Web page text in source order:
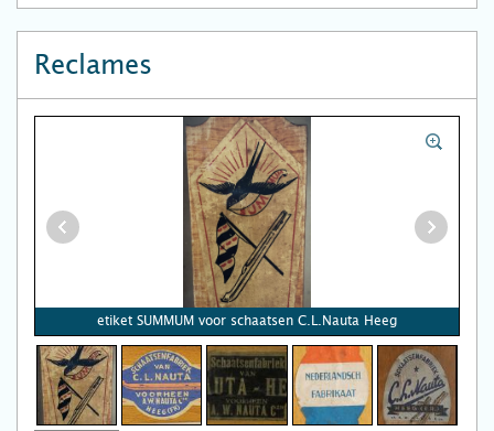
Reclames
etiket SUMMUM voor schaatsen C.L.Nauta Heeg